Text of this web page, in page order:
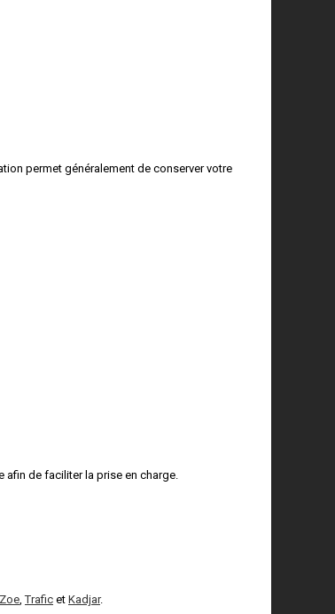
permet généralement de conserver votre
de faciliter la prise en charge.
Zoe,Trafic et Kadjar.